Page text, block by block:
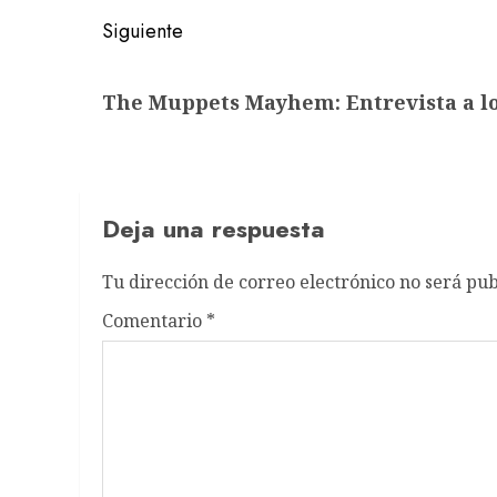
Siguiente
entrada:
The Muppets Mayhem: Entrevista a
Deja una respuesta
Tu dirección de correo electrónico no será
Comentario *